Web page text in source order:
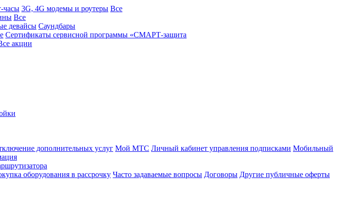
часы 3G, 4G модемы и роутеры Все
Все
девайсы Саундбары
Сертификаты сервисной программы «СМАРТ-защита
акции
дополнительных услуг Мой МТС Личный кабинет управления подписками Мобильный
оборудования в рассрочку Часто задаваемые вопросы Договоры Другие публичные оферты